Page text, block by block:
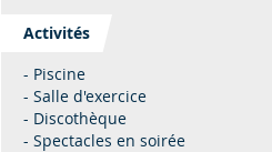
Activités
- Piscine
- Salle d'exercice
- Discothèque
- Spectacles en soirée